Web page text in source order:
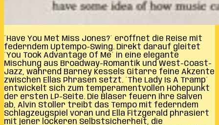
´Have You Met Miss Jones?´ eröffnet die Reise mit
federndem Uptempo-Swing. Direkt darauf gleitet
´You Took Advantage Of Me´ in eine elegante
Mischung aus Broadway-Romantik und West-Coast-
Jazz, während Barney Kessels Gitarre feine Akzente
zwischen Ellas Phrasen setzt. ´The Lady Is A Tramp´
entwickelt sich zum temperamentvollen Höhepunkt
der ersten LP-Seite. Die Bläser feuern ihre Salven
ab, Alvin Stoller treibt das Tempo mit federndem
Schlagzeugspiel voran und Ella Fitzgerald phrasiert
mit jener lockeren Selbstsicherheit, die